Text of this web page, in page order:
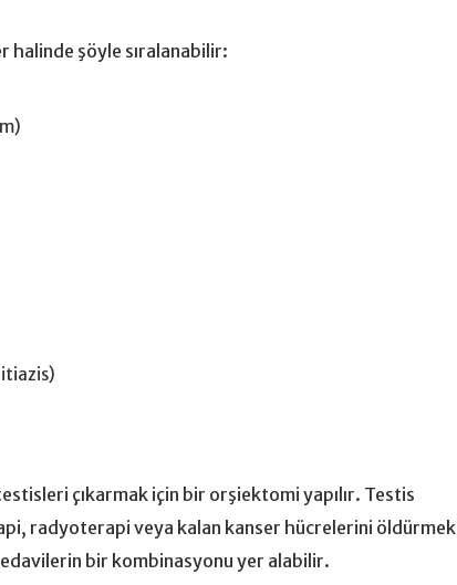
şöyle sıralanabilir:
çıkarmak için bir orşiektomi yapılır. Testis
radyoterapi veya kalan kanser hücrelerini öldürmek
bir kombinasyonu yer alabilir.